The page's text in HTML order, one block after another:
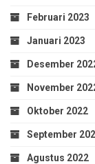
Februari 2023
Januari 2023
Desember
November
Oktober 2022
September
Agustus 2022